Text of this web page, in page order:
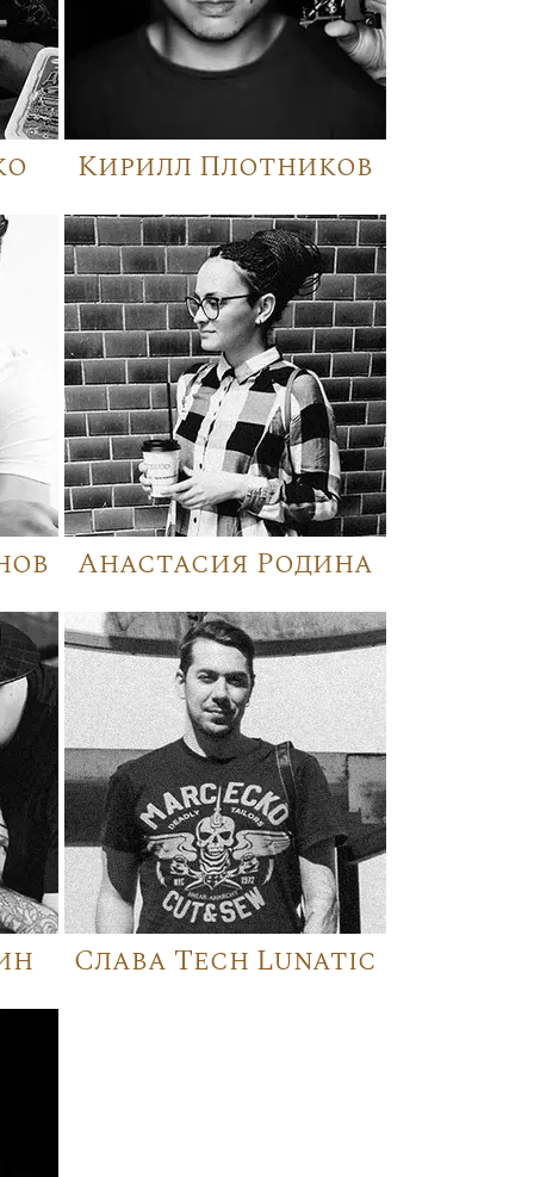
Кирилл Плотников
Анастасия Родина
Слава Tech Lunatic